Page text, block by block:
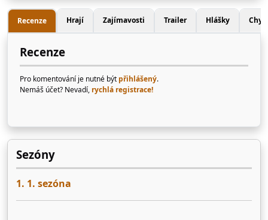
Recenze Hrají Zajímavosti Trailer Hlášky
Recenze
Pro komentování je nutné být přihlášený.
Nemáš účet? Nevadí, rychlá registrace!
Sezóny
1. 1. sezóna